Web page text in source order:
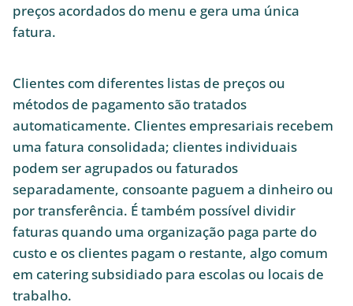
preços acordados do menu e gera uma única
fatura.
Clientes com diferentes listas de preços ou
métodos de pagamento são tratados
automaticamente. Clientes empresariais recebem
uma fatura consolidada; clientes individuais
podem ser agrupados ou faturados
separadamente, consoante paguem a dinheiro ou
por transferência. É também possível dividir
faturas quando uma organização paga parte do
custo e os clientes pagam o restante, algo comum
em catering subsidiado para escolas ou locais de
trabalho.